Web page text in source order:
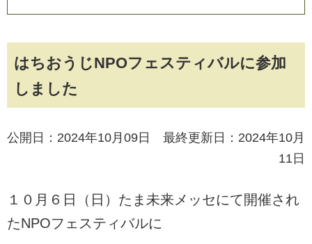
はちおうじNPOフェスティバルに参加
しました
公開日：2024年10月09日 最終更新日：2024年10月
11日
１０月６日（日）たま未来メッセにて開催され
たNPOフェスティバルに